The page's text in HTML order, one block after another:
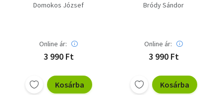
Domokos József
Online ár:
3 990 Ft
Kosárba
Bródy Sándor
Online ár:
3 990 Ft
Kosárba